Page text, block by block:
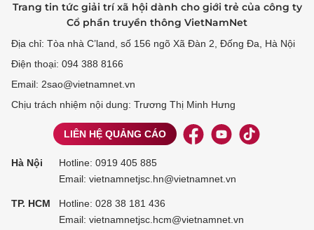
Trang tin tức giải trí xã hội dành cho giới trẻ của công ty
Cổ phần truyền thông VietNamNet
Địa chỉ: Tòa nhà C’land, số 156 ngõ Xã Đàn 2, Đống Đa, Hà Nội
Điện thoại: 094 388 8166
Email: 2sao@vietnamnet.vn
Chịu trách nhiệm nội dung: Trương Thị Minh Hưng
LIÊN HỆ QUẢNG CÁO
Hà Nội Hotline: 0919 405 885
Email: vietnamnetjsc.hn@vietnamnet.vn
TP. HCM Hotline: 028 38 181 436
Email: vietnamnetjsc.hcm@vietnamnet.vn